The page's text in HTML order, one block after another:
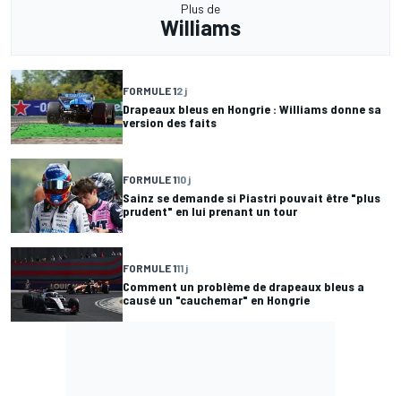
Plus de
Williams
FORMULE 12 j
Drapeaux bleus en Hongrie : Williams donne sa
version des faits
FORMULE 110 j
Sainz se demande si Piastri pouvait être "plus
prudent" en lui prenant un tour
FORMULE 111 j
Comment un problème de drapeaux bleus a
causé un "cauchemar" en Hongrie